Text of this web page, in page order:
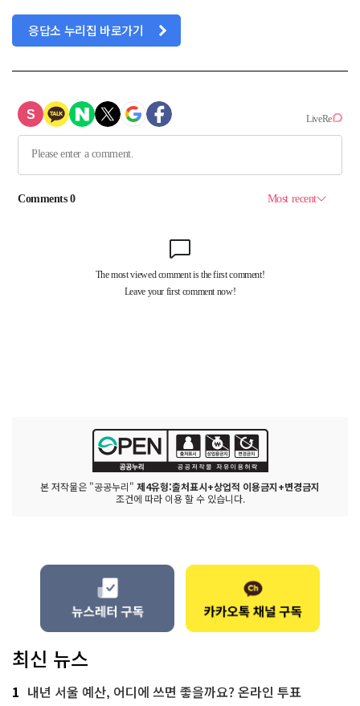
응답소 누리집 바로가기
본 저작물은 "공공누리" 제4유형:출처표시+상업적 이용금지+변경금지
조건에 따라 이용 할 수 있습니다.
최신 뉴스
1 내년 서울 예산, 어디에 쓰면 좋을까요? 온라인 투표